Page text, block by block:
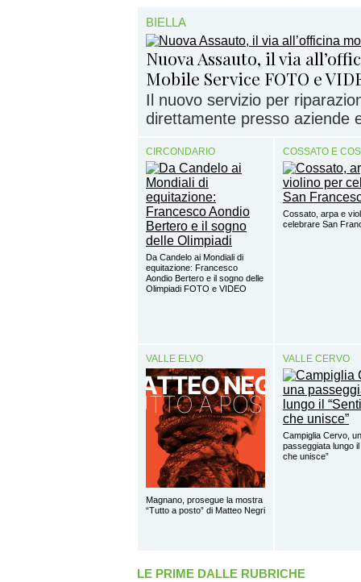
BIELLA
Nuova Assauto, il via
Mobile Service FOTO e
Il nuovo servizio per
direttamente presso aziende
CIRCONDARIO
Da Candelo ai Mondiali di
equitazione: Francesco
Aondio Bertero e il sogno delle
Olimpiadi FOTO e VIDEO
COSSATO E
Cossato, arpa e
celebrare San
VALLE ELVO
Magnano, prosegue la mostra
“Tutto a posto” di Matteo Negri
VALLE CERVO
Campiglia Cervo,
passeggiata lungo il
che unisce”
LE PRIME DALLE RUBRICHE